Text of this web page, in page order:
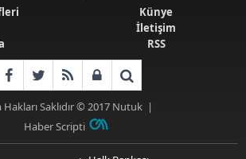
Künye
İletişim
RSS
Hakları Saklıdır © 2017 Nutuk|
Haber Scripti